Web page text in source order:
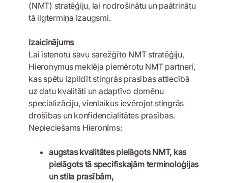
(NMT) stratēģiju, lai nodrošinātu un paātrinātu
tā ilgtermiņa izaugsmi.
Izaicinājums
Lai īstenotu savu sarežģīto NMT stratēģiju,
Hieronymus meklēja piemērotu NMT partneri,
kas spētu izpildīt stingrās prasības attiecībā
uz datu kvalitāti un adaptīvo domēnu
specializāciju, vienlaikus ievērojot stingrās
drošības un konfidencialitātes prasības.
Nepieciešams Hieronīms:
augstas kvalitātes pielāgots NMT, kas
pielāgots tā specifiskajām terminoloģijas
un stila prasībām,